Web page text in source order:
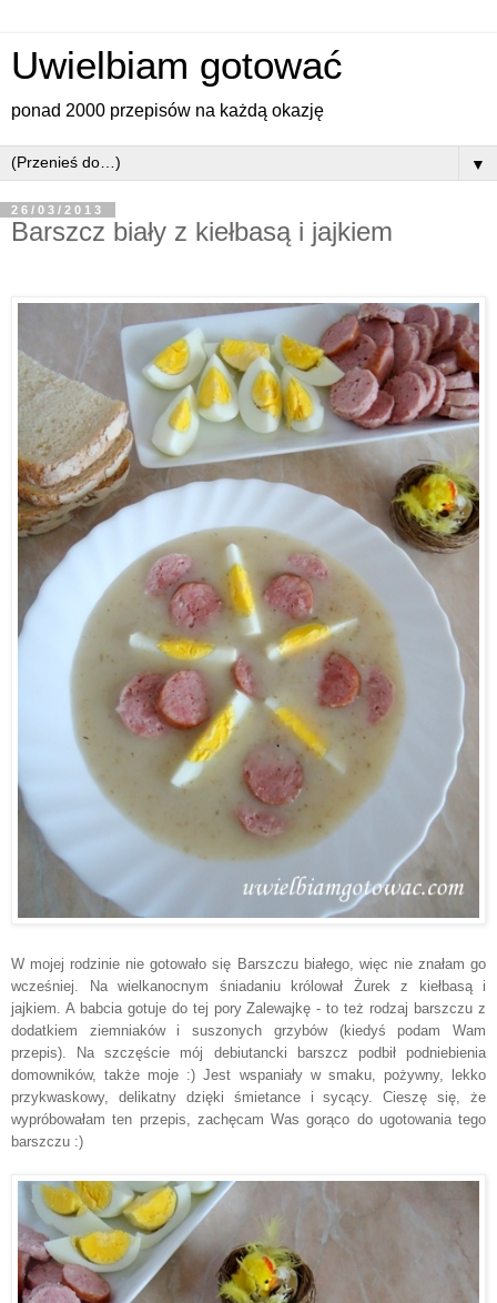
Uwielbiam gotować
ponad 2000 przepisów na każdą okazję
▼
26/03/2013
Barszcz biały z kiełbasą i jajkiem
W mojej rodzinie nie gotowało się Barszczu białego, więc nie znałam go
wcześniej. Na wielkanocnym śniadaniu królował Żurek z kiełbasąi
jajkiem. A babcia gotuje do tej pory Zalewajkę - to też rodzaj barszczu z
dodatkiem ziemniaków i suszonych grzybów(kiedyś podam Wam
przepis). Na szczęście mój debiutancki barszcz pod bił podniebienia
domowników, także moje :) Jest wspaniały w smaku, pożywny, lekko
przykwaskowy, delikatny dzięki śmietance i sycący. Cieszę się, że
wypróbowałam ten przepis, zachęcam Was gorąco do ugotowania tego
barszczu :)